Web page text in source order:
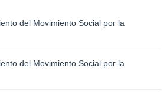
del Movimiento Social por la
del Movimiento Social por la